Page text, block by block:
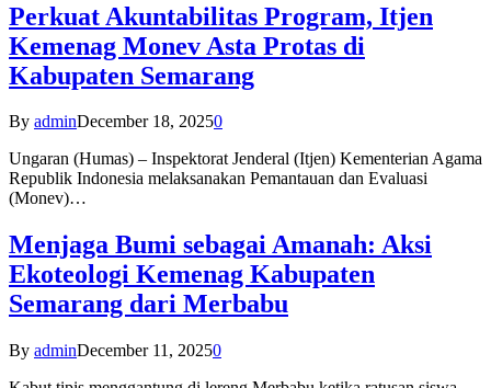
Perkuat Akuntabilitas Program, Itjen
Kemenag Monev Asta Protas di
Kabupaten Semarang
By adminDecember 18, 20250
Ungaran (Humas) – Inspektorat Jenderal (Itjen) Kementerian Agama
Republik Indonesia melaksanakan Pemantauan dan Evaluasi
(Monev)…
Menjaga Bumi sebagai Amanah: Aksi
Ekoteologi Kemenag Kabupaten
Semarang dari Merbabu
By adminDecember 11, 20250